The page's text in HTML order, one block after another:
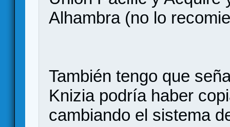
Alhambra (no lo
También tengo que
Knizia podría haber
cambiando el sistema